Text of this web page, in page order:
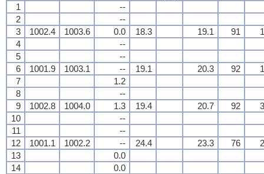
1
--
2
--
3
1002.4 1003.6 0.0 18.3 19.1 91
4
--
5
--
6
1001.9 1003.1 -- 19.1 20.3 92
7
1.2
8
--
9
1002.8 1004.0 1.3 19.4 20.7 92
10
--
11
--
12
1001.1 1002.2 -- 24.4 23.3 76
13
0.0
14
0.0